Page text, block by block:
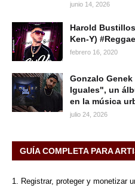
junio 14, 2026
Harold
Ken-Y)
febrero 16, 2020
Gonzalo
Iguales", un
en la música
julio 24, 2026
GUÍA COMPLETA PARA
1. Registrar, proteger y monetizar